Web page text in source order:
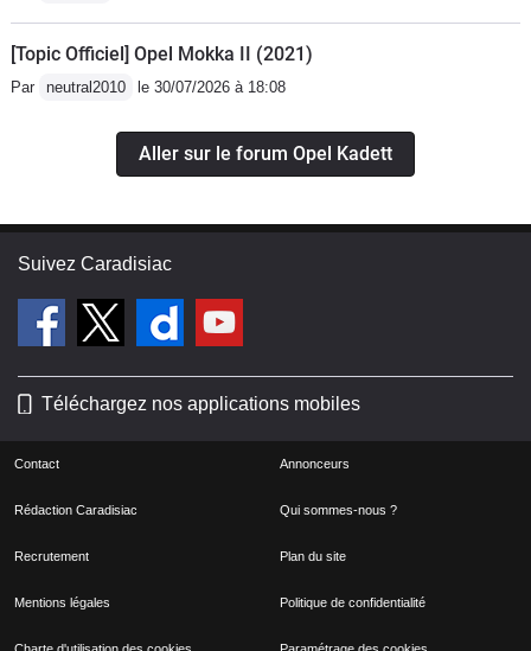
[Topic Officiel] Opel Mokka II (2021)
Par neutral2010 le 30/07/2026 à 18:08
Aller sur le forum Opel Kadett
Suivez Caradisiac
Téléchargez nos applications mobiles
Contact Annonceurs
Rédaction Caradisiac Qui sommes-nous ?
Recrutement Plan du site
Mentions légales Politique de confidentialité